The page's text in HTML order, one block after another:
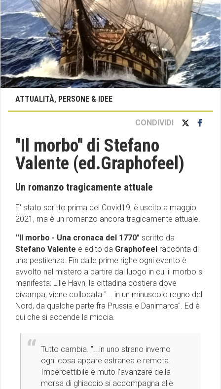
ATTUALITÀ, PERSONE & IDEE
CONDIVIDI
''Il morbo'' di Stefano
Valente (ed.Graphofeel)
Un romanzo tragicamente attuale
E' stato scritto prima del Covid19, è uscito a maggio
2021, ma è un romanzo ancora tragicamente attuale.
''Il morbo - Una cronaca del 1770" scritto da
Stefano Valente e edito da Graphofeel racconta di
una pestilenza. Fin dalle prime righe ogni evento è
avvolto nel mistero a partire dal luogo in cui il morbo si
manifesta: Lille Havn, la cittadina costiera dove
divampa, viene collocata "... in un minuscolo regno del
Nord, da qualche parte fra Prussia e Danimarca". Ed è
qui che si accende la miccia.
Tutto cambia. "...in uno strano inverno
ogni cosa appare estranea e remota.
Impercettibile e muto l’avanzare della
morsa di ghiaccio si accompagna alle